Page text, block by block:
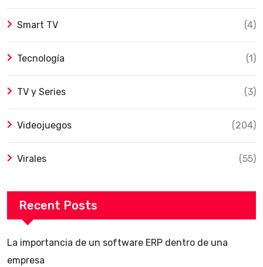
Smart TV (4)
Tecnología (1)
TV y Series (3)
Videojuegos (204)
Virales (55)
Recent Posts
La importancia de un software ERP dentro de una
empresa